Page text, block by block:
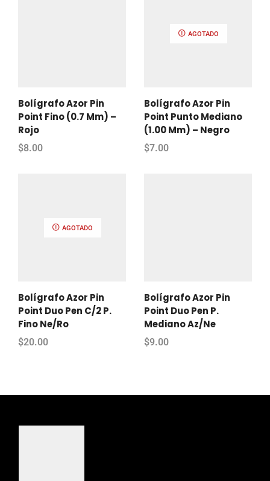
Bolígrafo Azor Pin
Point Fino (0.7 Mm) –
Rojo
$8.00
AGOTADO
Bolígrafo Azor Pin
Point Punto Mediano
(1.00 Mm) – Negro
$7.00
AGOTADO
Bolígrafo Azor Pin
Point Duo Pen C/2 P.
Fino Ne/Ro
$20.00
Bolígrafo Azor Pin
Point Duo Pen P.
Mediano Az/Ne
$9.00